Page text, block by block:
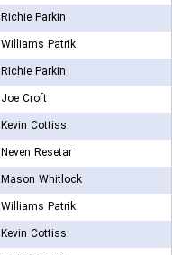
Richie Parkin
Williams Patrik
Richie Parkin
Joe Croft
Kevin Cottiss
Neven Resetar
Mason Whitlock
Williams Patrik
Kevin Cottiss